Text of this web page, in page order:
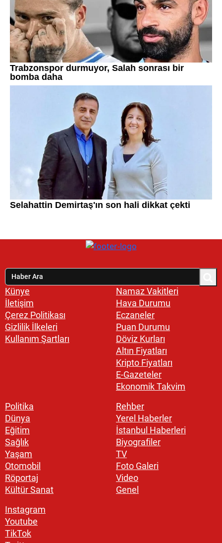
Künye
İletişim
Çerez Politikası
Gizlilik İlkeleri
Kullanım Şartları
Namaz Vakitleri
Hava Durumu
Eczaneler
Puan Durumu
Döviz Kurları
Altın Fiyatları
Kripto Fiyatları
E-Gazeteler
Ekonomik Takvim
Politika
Dünya
Eğitim
Sağlık
Yaşam
Otomobil
Röportaj
Kültür Sanat
Rehber
Yerel Haberler
İstanbul Haberleri
Biyografiler
TV
Foto Galeri
Video
Genel
Instagram
Youtube
TikTok